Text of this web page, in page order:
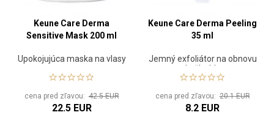
Keune Care Derma
Sensitive Mask 200 ml
Upokojujúca maska na vlasy
cena pred zľavou:42.5 EUR
22.5 EUR
Keune Care Derma Peeling
35 ml
Jemný exfoliátor na obnovu
pokožky hlavy
cena pred zľavou:20.1 EUR
8.2 EUR